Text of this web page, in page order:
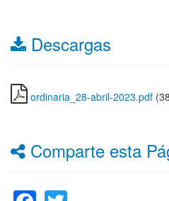
Descargas
ordinaria_28-abril-2023.pdf
Comparte esta
Facebook